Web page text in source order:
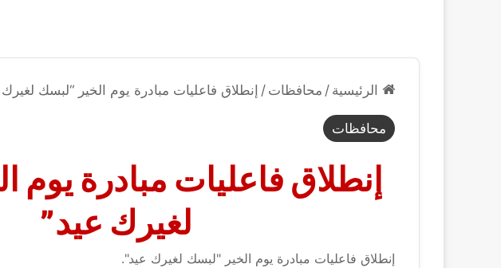
الرئيسية / محافظات / إنطلاق فاعليات مبادرة يوم الخير “لبسك
محافظات
إنطلاق فاعليات مبادرة يوم
لغيرك عيد”
إنطلاق فاعليات مبادرة يوم الخير "لبسك لغيرك عيد".